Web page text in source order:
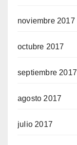
noviembre 2017
octubre 2017
septiembre 2017
agosto 2017
julio 2017